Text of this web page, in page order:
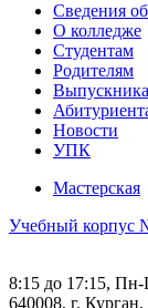
Сведения
О колледже
Студентам
Родителям
Новости
УПК
Мастерская
Учебный корпус
8:15 до 17:15, Пн-
640008, г.